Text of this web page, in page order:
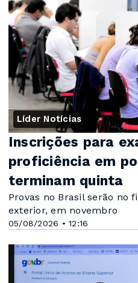
Líder Notícias
05/08/2026 • 12:16
Inscrições para
proficiência em
terminam quinta
Provas no Brasil serão no
exterior, em novembro